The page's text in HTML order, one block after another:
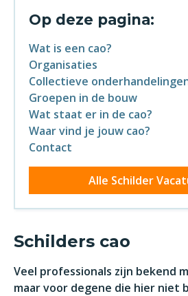
Schilders cao
Veel professionals zijn bekend
maar voor degene die hier niet
Op deze pagina:
Wat is een cao?
Organisaties
Collectieve
Groepen in de bouw
Wat staat er in de cao?
Waar vind je jouw cao?
Contact
Alle Schilder